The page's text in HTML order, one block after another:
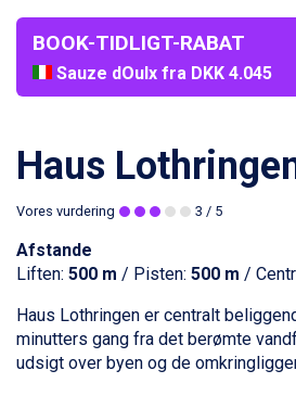
BOOK-TIDLIGT-RABAT
Sauze dOulx fra DKK 4.045
La Thuile fra DKK 4.595
Cervinia fra DKK 5.295
Passo Tonale fra DKK 3.795
Saalbach fra DKK 5.945
Sölden fra DKK 8.445
Bad Hofgastein fra DKK 5.495
Champoluc fra DKK 3.795
Sestriere fra DKK 4.395
Fieberbrunn fra DKK 6.145
Wagrain fra DKK 4.645
Ischgl fra DKK 7.095
Haus
Vores vurdering 3 / 5
Afstande
Liften: 500 m / Pisten: 500 m /
Haus Lothringen er centralt
minutters gang fra det berømte
udsigt over byen og de